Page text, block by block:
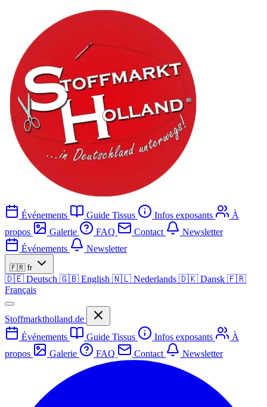
Événements Guide Tissus Infos exposants
À
propos
Galerie FAQ Contact
Newsletter
Événements
Newsletter
🇫🇷 fr
🇩🇪 Deutsch 🇬🇧 English 🇳🇱 Nederlands 🇩🇰 Dansk 🇫🇷
Français
Stoffmarktholland.de
Événements
Guide Tissus Infos exposants
À
propos
Galerie FAQ Contact Newsletter